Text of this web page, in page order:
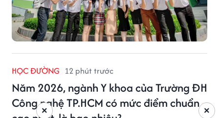
HỌC ĐƯỜNG 12 phút trước
Năm 2026, ngành Y khoa của Trường ĐH
Công nghệ TP.HCM có mức điểm chuẩn
×
×